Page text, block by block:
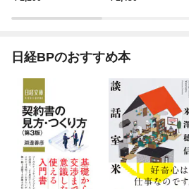
日経BPのおすすめ本